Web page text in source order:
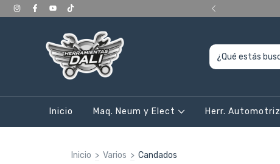
a 400.000, en CABA y Gran Bs As
Inicio Maq. Neum y Elect Herr. Automotriz
Inicio > Varios > Candados